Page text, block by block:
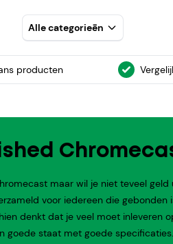
Alle categorieēn
producten
maar wil je niet teveel
voor iedereen die
denkt dat je veel moet inleveren
goede staat met goede